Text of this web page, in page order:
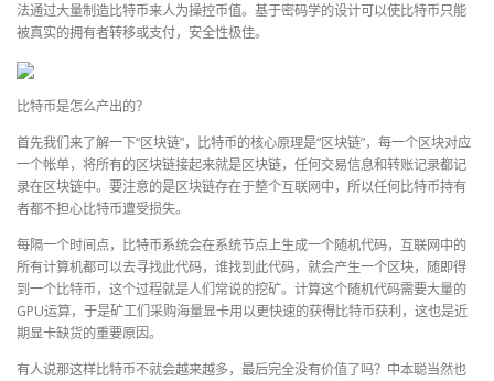
法通过大量制造比特币来人为操控币值。基于密码学的设计可以使比特币只能
被真实的拥有者转移或支付，安全性极佳。
比特币是怎么产出的？
首先我们来了解一下“区块链”，比特币的核心原理是“区块链”，每一个区块对应
一个帐单，将所有的区块链接起来就是区块链，任何交易信息和转账记录都记
录在区块链中。要注意的是区块链存在于整个互联网中，所以任何比特币持有
者都不担心比特币遭受损失。
每隔一个时间点，比特币系统会在系统节点上生成一个随机代码，互联网中的
所有计算机都可以去寻找此代码，谁找到此代码，就会产生一个区块，随即得
到一个比特币，这个过程就是人们常说的挖矿。计算这个随机代码需要大量的
GPU运算，于是矿工们采购海量显卡用以更快速的获得比特币获利，这也是近
期显卡缺货的重要原因。
有人说那这样比特币不就会越来越多，最后完全没有价值了吗？中本聪当然也